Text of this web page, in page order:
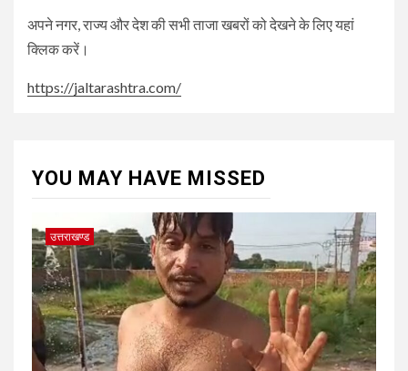
अपने नगर, राज्य और देश की सभी ताजा खबरों को देखने के लिए यहां
क्लिक करें।
https://jaltarashtra.com/
YOU MAY HAVE MISSED
उत्तराखण्ड